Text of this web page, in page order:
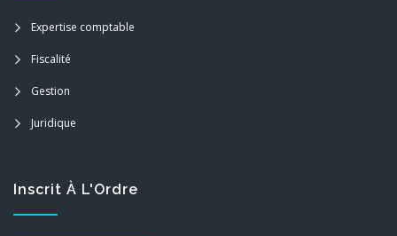
Expertise comptable
Fiscalité
Gestion
Juridique
Inscrit À L'Ordre